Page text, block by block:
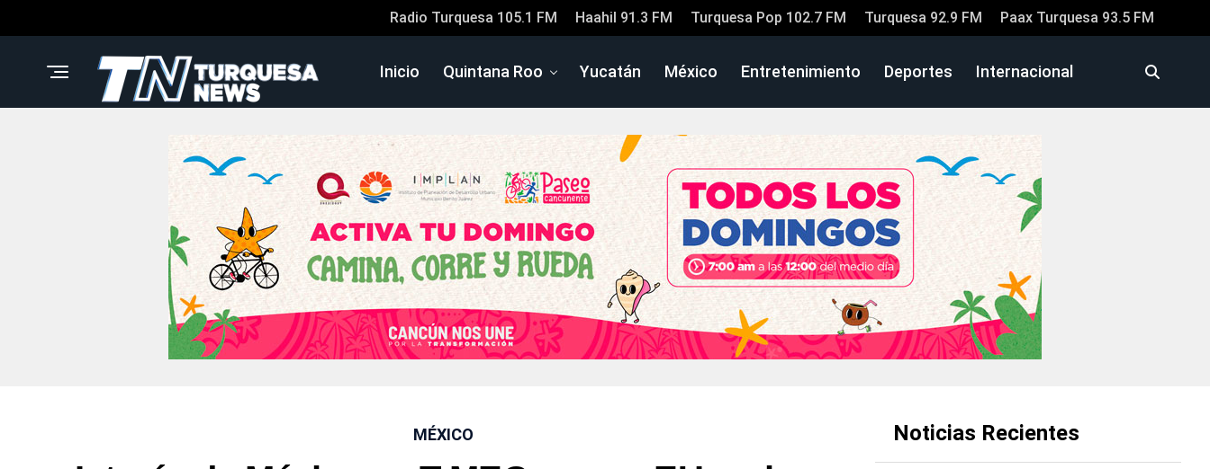
Radio Turquesa 105.1 FM Haahil 91.3 FM Turquesa Pop 102.7 FM Turquesa 92.9 FM Paax Turquesa 93.5 FM
Inicio Quintana Roo Yucatán México Entretenimiento Deportes Internacional
MÉXICO Noticias Recientes